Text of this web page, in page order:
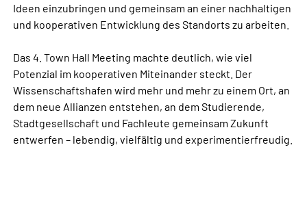
Ideen einzubringen und gemeinsam an einer nachhaltigen
und kooperativen Entwicklung des Standorts zu arbeiten.
Das 4. Town Hall Meeting machte deutlich, wie viel
Potenzial im kooperativen Miteinander steckt. Der
Wissenschaftshafen wird mehr und mehr zu einem Ort, an
dem neue Allianzen entstehen, an dem Studierende,
Stadtgesellschaft und Fachleute gemeinsam Zukunft
entwerfen – lebendig, vielfältig und experimentierfreudig.